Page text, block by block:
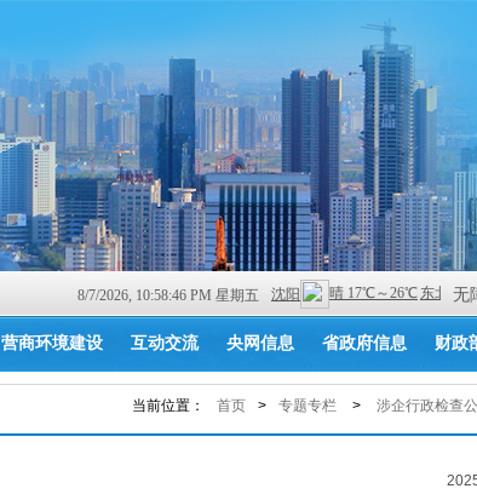
8/7/2026, 10:58:46 PM 星期五 无
营商环境建设 互动交流 央网信息 省政府信息 财政
当前位置： 首页 > 专题专栏 > 涉企行政检查